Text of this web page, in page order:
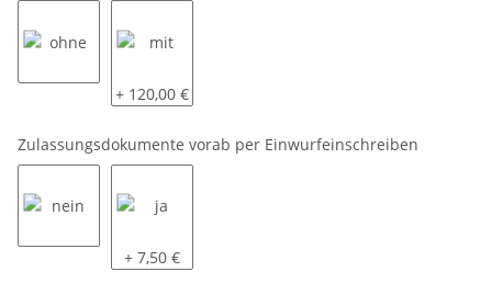
mit
+ 120,00 €
Zulassungsdokumente vorab per Einwurfeinschreiben
ja
+ 7,50 €